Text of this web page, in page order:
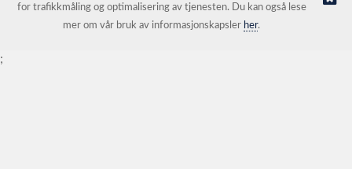
© Kontorvarehuset Bergen AS |Nettbutikk levert av Kréatif
for trafikkmåling og optimalisering av tjenesten. Du kan også lese
mer om vår bruk av informasjonskapsler her.
;